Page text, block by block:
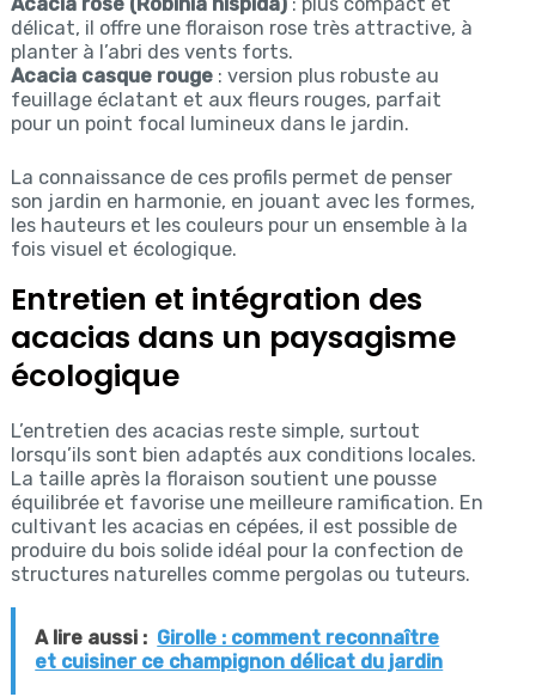
Acacia rose (Robinia hispida): plus compact et
délicat, il offre une floraison rose très attractive, à
planter à l’abri des vents forts.
Acacia casque rouge: version plus robuste au
feuillage éclatant et aux fleurs rouges, parfait
pour un point focal lumineux dans le jardin.
La connaissance de ces profils permet de penser
son jardin en harmonie, en jouant avec les formes,
les hauteurs et les couleurs pour un ensemble à la
fois visuel et écologique.
Entretien et intégration des
acacias dans un paysagisme
écologique
L’entretien des acacias reste simple, surtout
lorsqu’ils sont bien adaptés aux conditions locales.
La taille après la floraison soutient une pousse
équilibrée et favorise une meilleure ramification. En
cultivant les acacias en cépées, il est possible de
produire du bois solide idéal pour la confection de
structures naturelles comme pergolas ou tuteurs.
A lire aussi : Girolle : comment reconnaître
et cuisiner ce champignon délicat du jardin